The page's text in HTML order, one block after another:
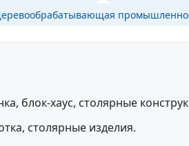
блок-хаус, столярные
столярные изделия.